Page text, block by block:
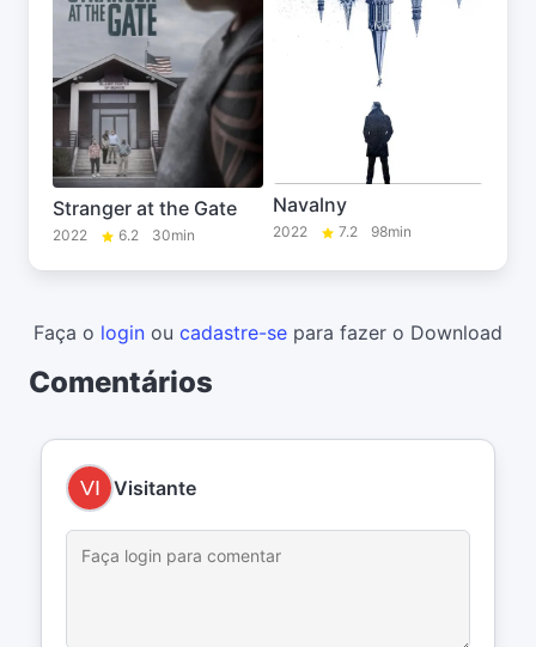
Stranger at the Gate
2022 6.2 30min
Navalny
2022 7.2 98min
Faça o login ou cadastre-se para fazer o Download
Comentários
Visitante